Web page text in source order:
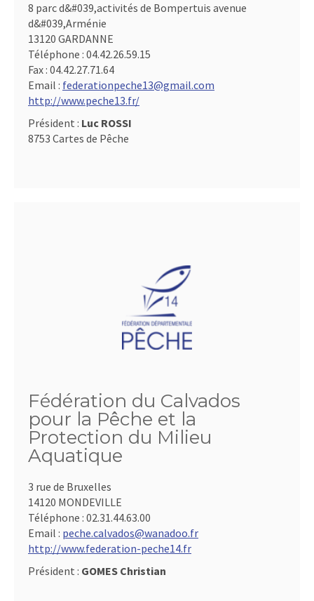
8 parc d&#039,activités de Bompertuis avenue
d&#039,Arménie
13120 GARDANNE
Téléphone : 04.42.26.59.15
Fax : 04.42.27.71.64
Email : federationpeche13@gmail.com
http://www.peche13.fr/
Président : Luc ROSSI
8753 Cartes de Pêche
Fédération du Calvados
pour la Pêche et la
Protection du Milieu
Aquatique
3 rue de Bruxelles
14120 MONDEVILLE
Téléphone : 02.31.44.63.00
Email : peche.calvados@wanadoo.fr
http://www.federation-peche14.fr
Président : GOMES Christian